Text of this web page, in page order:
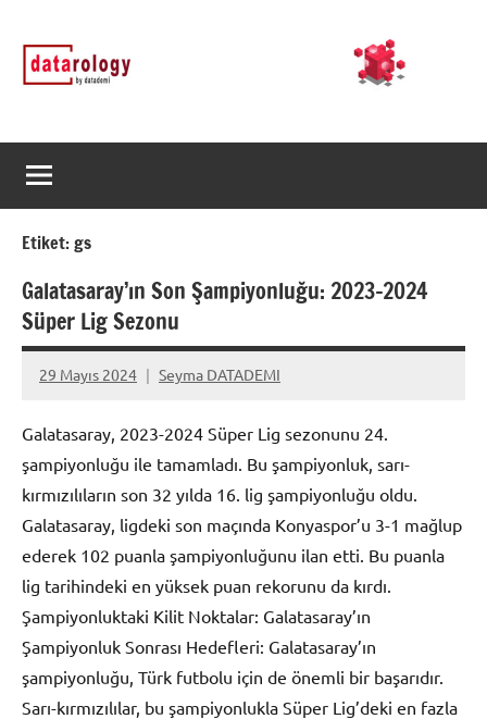
geçDATArology
by
rology
Etiket:gs
Galatasaray’ın Son Şampiyonluğu: 2023-2024
Süper Lig Sezonu
29 Mayıs 2024 Seyma DATADEMI
Yorum
Galatasaray, 2023-2024 Süper Lig sezonunu 24.
şampiyonluğu ile tamamladı. Bu şampiyonluk, sarı-
kırmızılıların son 32 yılda 16. lig şampiyonluğu oldu.
Galatasaray, ligdeki son maçında Konyaspor’u 3-1 mağlup
ederek 102 puanla şampiyonluğunu ilan etti. Bu puanla
lig tarihindeki en yüksek puan rekorunu da kırdı.
Şampiyonluktaki Kilit Noktalar: Galatasaray’ın
Şampiyonluk Sonrası Hedefleri: Galatasaray’ın
şampiyonluğu, Türk futbolu için de önemli bir başarıdır.
Sarı-kırmızılılar, bu şampiyonlukla Süper Lig’deki en fazla